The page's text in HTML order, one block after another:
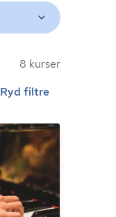
8 kurser
Ryd filtre